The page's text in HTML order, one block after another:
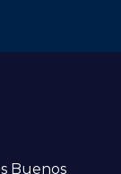
Buenos